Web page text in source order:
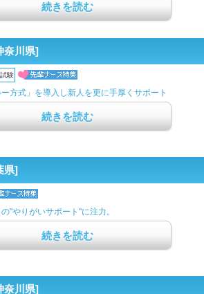
続きを読む
奈川県]
試験
ー方式」を導入し新人を更に手厚くサポート
続きを読む
県]
"やりがいサポート"に注力。
続きを読む
奈川県]